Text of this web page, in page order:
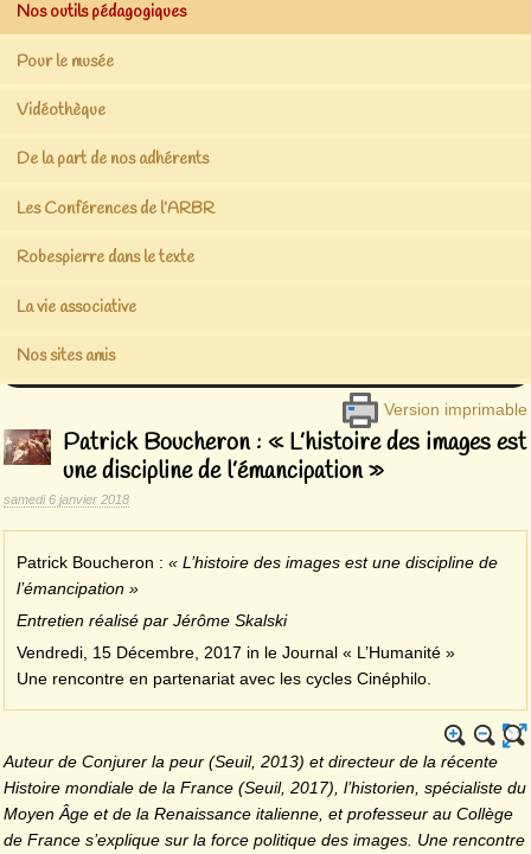
Nos outils pédagogiques
Pour le musée
Vidéothèque
De la part de nos adhérents
Les Conférences de l’ARBR
Robespierre dans le texte
La vie associative
Nos sites amis
Version imprimable
Patrick Boucheron : « L’histoire des images est
une discipline de l’émancipation »
samedi 6 janvier 2018
Patrick Boucheron : « L’histoire des images est une discipline de
l’émancipation »
Entretien réalisé par Jérôme Skalski
Vendredi, 15 Décembre, 2017 in le Journal « L’Humanité »
Une rencontre en partenariat avec les cycles Cinéphilo.
Auteur de Conjurer la peur (Seuil, 2013) et directeur de la récente
Histoire mondiale de la France (Seuil, 2017), l’historien, spécialiste du
Moyen Âge et de la Renaissance italienne, et professeur au Collège
de France s’explique sur la force politique des images. Une rencontre